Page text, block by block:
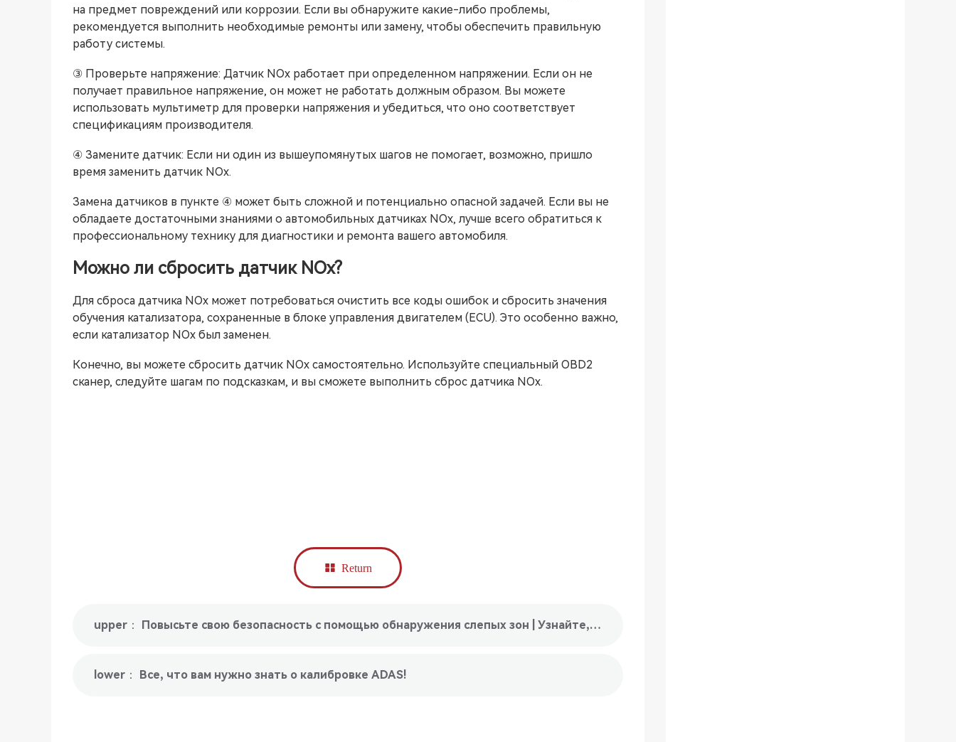
на предмет повреждений или коррозии. Если вы обнаружите какие-либо проблемы,
рекомендуется выполнить необходимые ремонты или замену, чтобы обеспечить правильную
работу системы.
③ Проверьте напряжение: Датчик NOx работает при определенном напряжении. Если он не
получает правильное напряжение, он может не работать должным образом. Вы можете
использовать мультиметр для проверки напряжения и убедиться, что оно соответствует
спецификациям производителя.
④ Замените датчик: Если ни один из вышеупомянутых шагов не помогает, возможно, пришло
время заменить датчик NOx.
Замена датчиков в пункте ④ может быть сложной и потенциально опасной задачей. Если вы не
обладаете достаточными знаниями о автомобильных датчиках NOx, лучше всего обратиться к
профессиональному технику для диагностики и ремонта вашего автомобиля.
Можно ли сбросить датчик NOx?
Для сброса датчика NOx может потребоваться очистить все коды ошибок и сбросить значения
обучения катализатора, сохраненные в блоке управления двигателем (ECU). Это особенно важно,
если катализатор NOx был заменен.
Конечно, вы можете сбросить датчик NOx самостоятельно. Используйте специальный OBD2
сканер, следуйте шагам по подсказкам, и вы сможете выполнить сброс датчика NOx.
Return
upper： Повысьте свою безопасность с помощью обнаружения слепых зон | Узнайте, как это работает
lower： Все, что вам нужно знать о калибровке ADAS!